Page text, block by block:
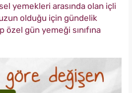
yemekleri arasında olan içli
olduğu için gündelik
özel gün yemeği sınıfına